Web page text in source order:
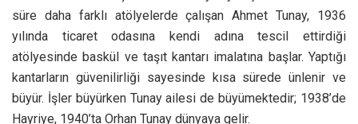
süre daha farklı atölyelerde çalışan Ahmet Tunay, 1936
yılında ticaret odasına kendi adına tescil ettirdiği
atölyesinde baskül ve taşıt kantarı imalatına başlar. Yaptığı
kantarların güvenilirliği sayesinde kısa sürede ünlenir ve
büyür. İşler büyürken Tunay ailesi de büyümektedir; 1938’de
Hayriye, 1940’ta Orhan Tunay dünyaya gelir.